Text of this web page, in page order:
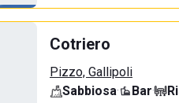
Cotriero
Pizzo, Gallipoli
Sabbiosa· Bar·